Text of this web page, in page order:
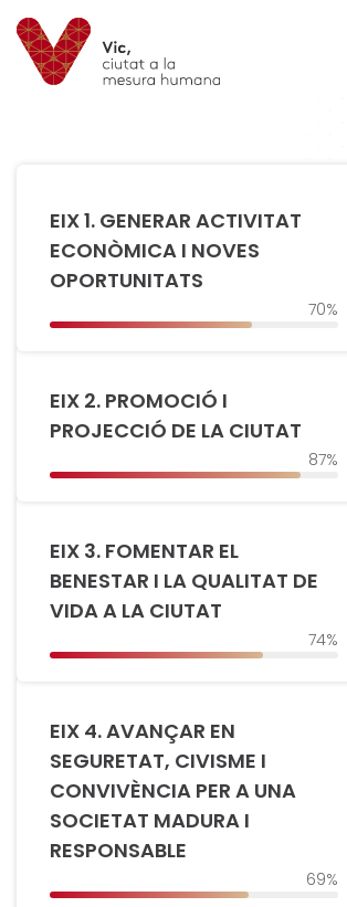
Saltar al contingut
Saltar a la navegació
Informació de contacte
EIX 1. GENERAR ACTIVITAT
ECONÒMICA I NOVES
OPORTUNITATS
70%
EIX 2. PROMOCIÓ I
PROJECCIÓ DE LA CIUTAT
87%
EIX 3. FOMENTAR EL
BENESTAR I LA QUALITAT DE
VIDA A LA CIUTAT
74%
EIX 4. AVANÇAR EN
SEGURETAT, CIVISME I
CONVIVÈNCIA PER A UNA
SOCIETAT MADURA I
RESPONSABLE
69%